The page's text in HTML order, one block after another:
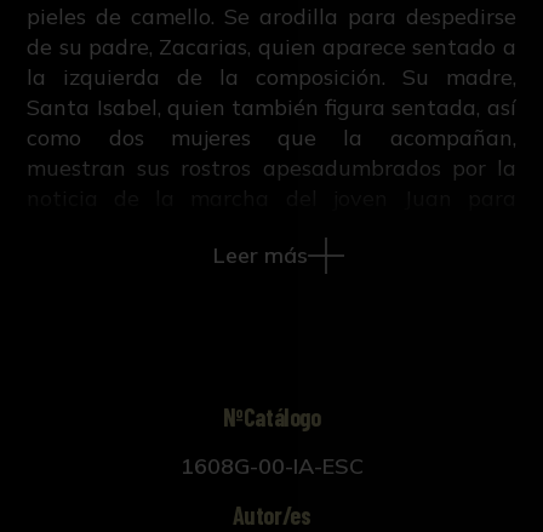
pieles de camello. Se arodilla para despedirse
de su padre, Zacarias, quien aparece sentado a
la izquierda de la composición. Su madre,
Santa Isabel, quien también figura sentada, así
como dos mujeres que la acompañan,
muestran sus rostros apesadumbrados por la
retablo del Bautista que se conserva en la
Catedral de Lima, Perú (1607), si bien en este
último aparece una figura masculina
respaldando a Zacarías que se omite en la
Leer más
NºCatálogo
1608G-00-IA-ESC
Autor/es